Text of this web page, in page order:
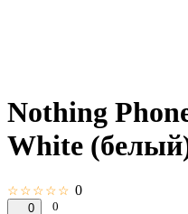
Nothing
White
☆☆☆☆☆ 0
0 0